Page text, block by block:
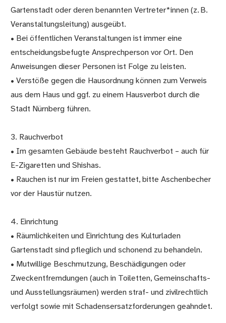
Gartenstadt oder deren benannten Vertreter*innen (z. B.
Veranstaltungsleitung) ausgeübt.
• Bei öffentlichen Veranstaltungen ist immer eine
entscheidungsbefugte Ansprechperson vor Ort. Den
Anweisungen dieser Personen ist Folge zu leisten.
• Verstöße gegen die Hausordnung können zum Verweis
aus dem Haus und ggf. zu einem Hausverbot durch die
Stadt Nürnberg führen.
3. Rauchverbot
• Im gesamten Gebäude besteht Rauchverbot – auch für
E-Zigaretten und Shishas.
• Rauchen ist nur im Freien gestattet, bitte Aschenbecher
vor der Haustür nutzen.
4. Einrichtung
• Räumlichkeiten und Einrichtung des Kulturladen
Gartenstadt sind pfleglich und schonend zu behandeln.
• Mutwillige Beschmutzung, Beschädigungen oder
Zweckentfremdungen (auch in Toiletten, Gemeinschafts-
und Ausstellungsräumen) werden straf- und zivilrechtlich
verfolgt sowie mit Schadensersatzforderungen geahndet.